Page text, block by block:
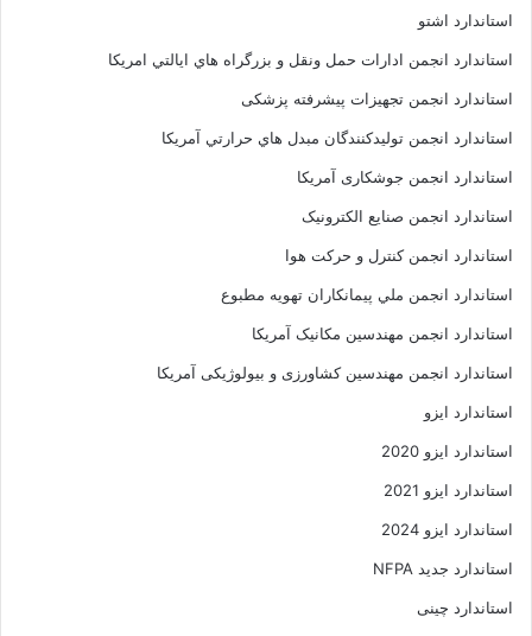
استاندارد اشتو
استاندارد انجمن ادارات حمل ونقل و بزرگراه هاي ايالتي امريکا
استاندارد انجمن تجهیزات پیشرفته پزشکی
استاندارد انجمن توليدکنندگان مبدل هاي حرارتي آمريکا
استاندارد انجمن جوشکاری آمریکا
استاندارد انجمن صنايع الکترونيک
استاندارد انجمن کنترل و حرکت هوا
استاندارد انجمن ملي پيمانکاران تهويه مطبوع
استاندارد انجمن مهندسين مکانيک آمريکا
استاندارد انجمن مهندسین کشاورزی و بیولوژیکی آمریکا
استاندارد ایزو
استاندارد ایزو 2020
استاندارد ایزو 2021
استاندارد ایزو 2024
استاندارد جدید NFPA
استاندارد چینی